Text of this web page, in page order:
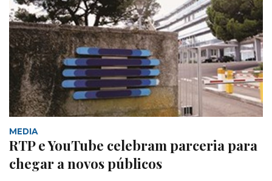
MEDIA
RTP e YouTube celebram parceria para
chegar a novos públicos